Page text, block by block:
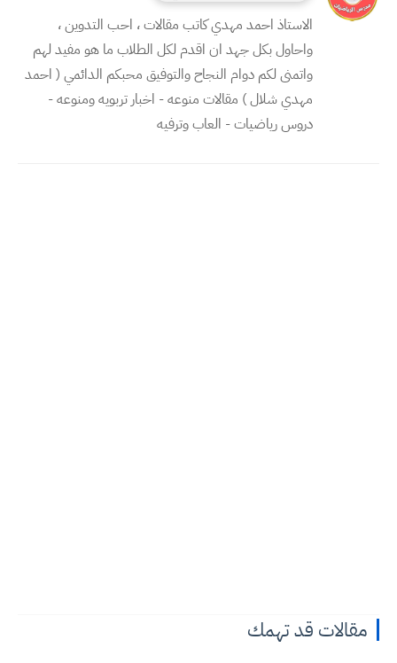
الاستاذ احمد مهدي كاتب مقالات ، احب التدوين ،
واحاول بكل جهد ان اقدم لكل الطلاب ما هو مفيد لهم
واتمنى لكم دوام النجاح والتوفيق محبكم الدائمي ( احمد
مهدي شلال ) مقالات منوعه - اخبار تربويه ومنوعه -
دروس رياضيات - العاب وترفيه
مقالات قد تهمك